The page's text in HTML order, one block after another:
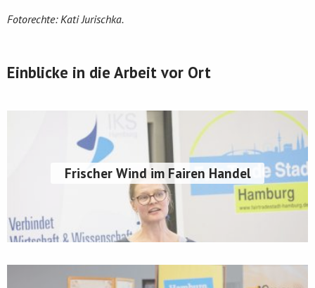
Fotorechte: Kati Jurischka.
Einblicke in die Arbeit vor Ort
Frischer Wind im Fairen Handel